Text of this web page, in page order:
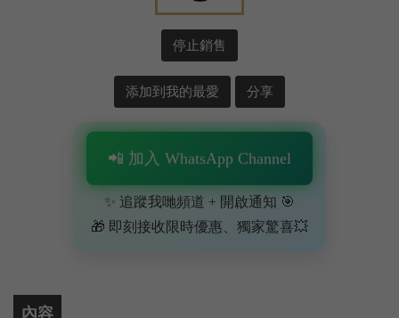
停止銷售
添加到我的最愛 分享
📲 加入 WhatsApp Channel
✨ 追蹤我哋頻道 + 開啟通知 🎯
🎁 即刻接收限時優惠、獨家驚喜💥
內容